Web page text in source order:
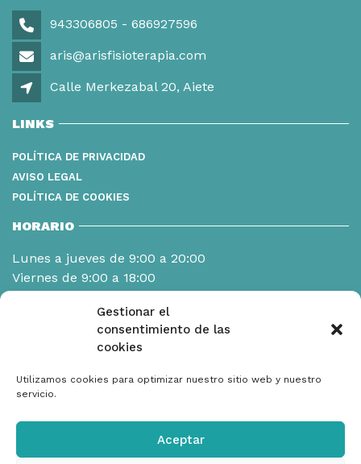
Gestionar el
consentimiento de las
cookies
Utilizamos cookies para optimizar nuestro sitio web y nuestro
servicio.
Aceptar
943306805 - 686927596
aris@arisfisioterapia.com
Calle Merkezabal 20, Aiete
LINKS
POLÍTICA DE PRIVACIDAD
AVISO LEGAL
POLÍTICA DE COOKIES
HORARIO
Lunes a jueves de 9:00 a 20:00
Viernes de 9:00 a 18:00